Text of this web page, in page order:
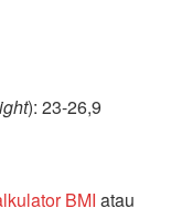
): 23-26,9
BMI atau